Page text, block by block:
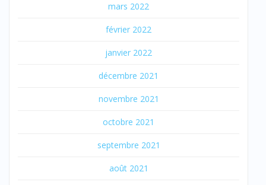
mars 2022
février 2022
janvier 2022
décembre 2021
novembre 2021
octobre 2021
septembre 2021
août 2021